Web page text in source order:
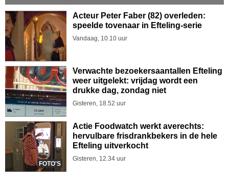
Acteur Peter Faber (82) overleden:
speelde tovenaar in Efteling-serie
Vandaag, 10.10 uur
Verwachte bezoekersaantallen Efteling
weer uitgelekt: vrijdag wordt een
drukke dag, zondag niet
Gisteren, 18.52 uur
FOTO'S
Actie Foodwatch werkt averechts:
hervulbare frisdrankbekers in de hele
Efteling uitverkocht
Gisteren, 12.34 uur